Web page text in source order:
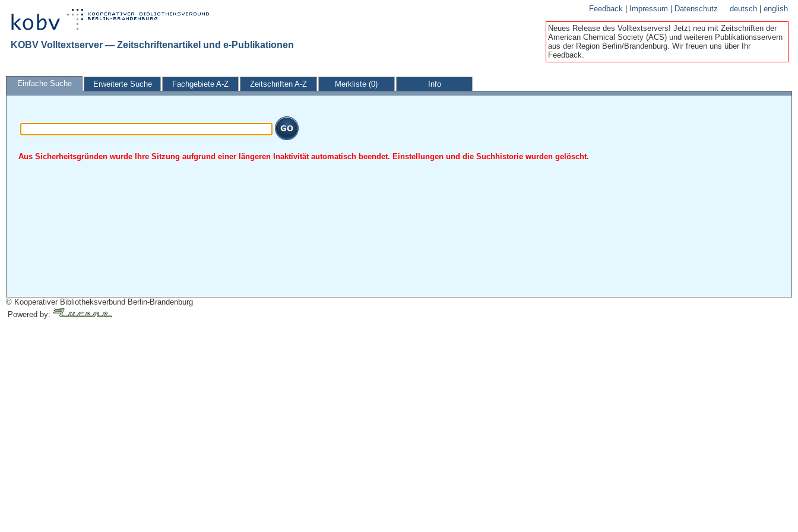
Feedback Impressum | Datenschutz deutsch |english
KOBV Volltextserver — Zeitschriftenartikel und e-Publikationen
Neues Release des Volltextservers! Jetzt neu mit Zeitschriften der
American Chemical Society (ACS) und weiteren Publikationsservern
aus der Region Berlin/Brandenburg. Wir freuen uns über Ihr
Feedback.
Einfache Suche Erweiterte Suche Fachgebiete A-Z Zeitschriften A-Z Merkliste (0) Info
Aus Sicherheitsgründen wurde Ihre Sitzung aufgrund einer längeren Inaktivität automatisch beendet. Einstellungen und die Suchhistorie wurden gelöscht.
© Kooperativer Bibliotheksverbund Berlin-Brandenburg
Powered by: